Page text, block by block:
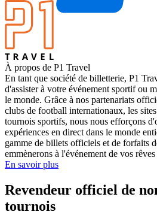
À propos de P1 Travel
En tant que société de billetterie, P1
d'assister à votre événement sportif ou
le monde. Grâce à nos partenariats
clubs de football internationaux, les
tournois sportifs, nous nous efforçons
expériences en direct dans le monde
gamme de billets officiels et de forfaits
emmènerons à l'événement de vos rêves
En savoir plus
Revendeur officiel de
tournois